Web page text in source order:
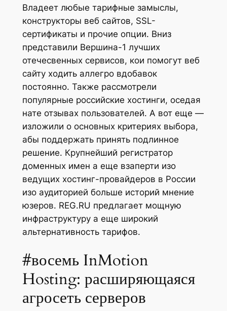
Владеет любые тарифные замыслы,
конструкторы веб сайтов, SSL-
сертификаты и прочие опции. Вниз
представили Вершина-1 лучших
отечесвенных сервисов, кои помогут веб
сайту ходить аллегро вдобавок
постоянно. Также рассмотрели
популярные российские хостинги, оседая
нате отзывах пользователей. А вот еще —
изложили о основных критериях выбора,
абы поддержать принять подлинное
решение. Крупнейший регистратор
доменных имен а еще взаперти изо
ведущих хостинг-провайдеров в России
изо аудиторией больше историй мнение
юзеров. REG.RU предлагает мощную
инфраструктуру а еще широкий
альтернативность тарифов.
#восемь InMotion
Hosting: расширяющаяся
агросеть серверов